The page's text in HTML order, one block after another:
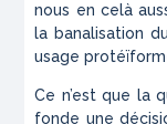
nous en celà
la banalisation
usage
Ce n’est que la
fonde une